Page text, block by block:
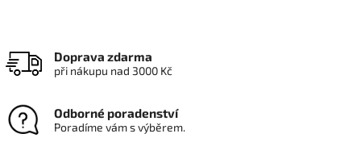
Doprava zdarma
při nákupu nad 3000 Kč
Odborné poradenství
Poradíme vám s výběrem.